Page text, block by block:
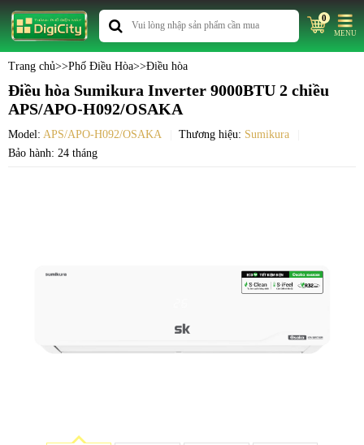
0
MENU
Trang chủ>>Phố Điều Hòa>>Điều hòa
Điều hòa Sumikura Inverter 9000BTU 2 chiều
APS/APO-H092/OSAKA
Model: APS/APO-H092/OSAKA Thương hiệu: Sumikura
Bảo hành: 24 tháng